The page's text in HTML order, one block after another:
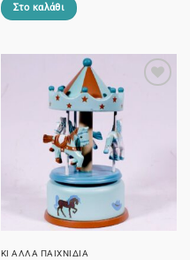
Στο καλάθι
ΚΙ ΆΛΛΑ ΠΑΙΧΝΊΔΙΑ